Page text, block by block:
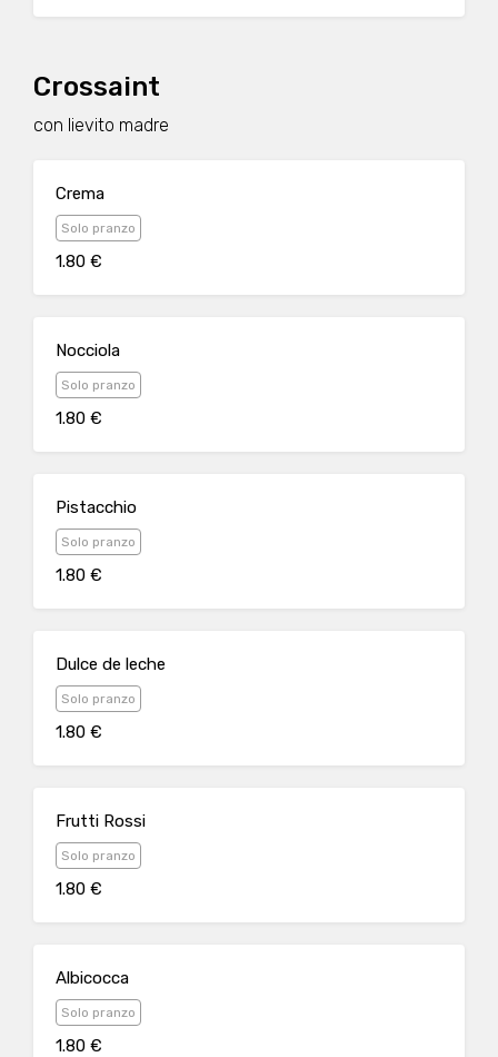
Crossaint
con lievito madre
Crema
Solo pranzo
1.80 €
Nocciola
Solo pranzo
1.80 €
Pistacchio
Solo pranzo
1.80 €
Dulce de leche
Solo pranzo
1.80 €
Frutti Rossi
Solo pranzo
1.80 €
Albicocca
Solo pranzo
1.80 €